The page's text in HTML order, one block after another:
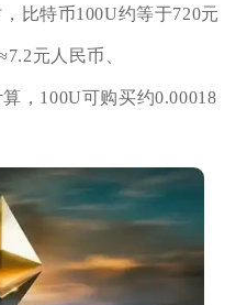
比特币100U约等于720元
元人民币、
，100U可购买约0.00018